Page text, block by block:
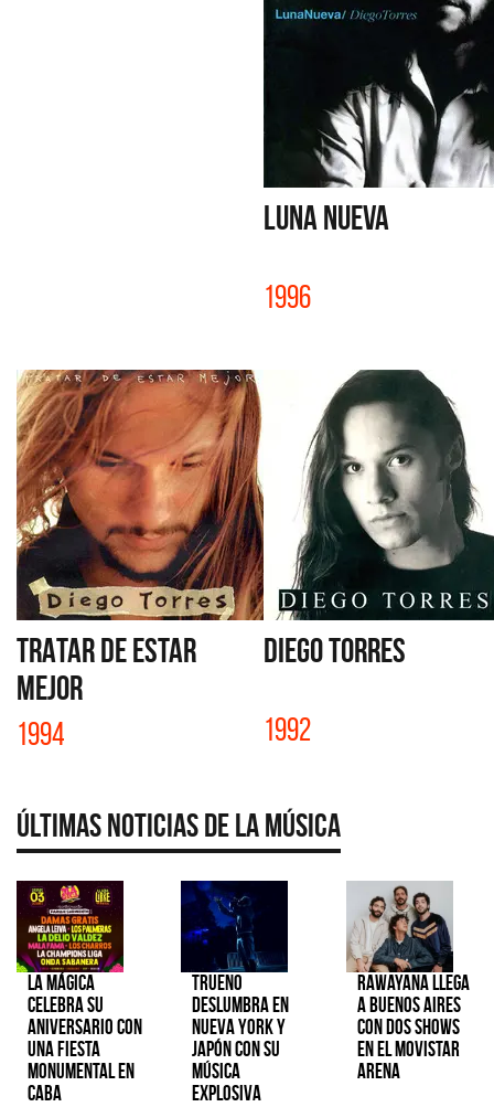
LUNA NUEVA
1996
TRATAR DE ESTAR
MEJOR
1994
DIEGO TORRES
1992
Últimas Noticias de la Música
La Mágica
celebra su
aniversario con
una fiesta
monumental en
CABA
TRUENO
deslumbra en
Nueva York y
Japón con su
música
explosiva
Rawayana llega
a Buenos Aires
con dos shows
en el Movistar
Arena